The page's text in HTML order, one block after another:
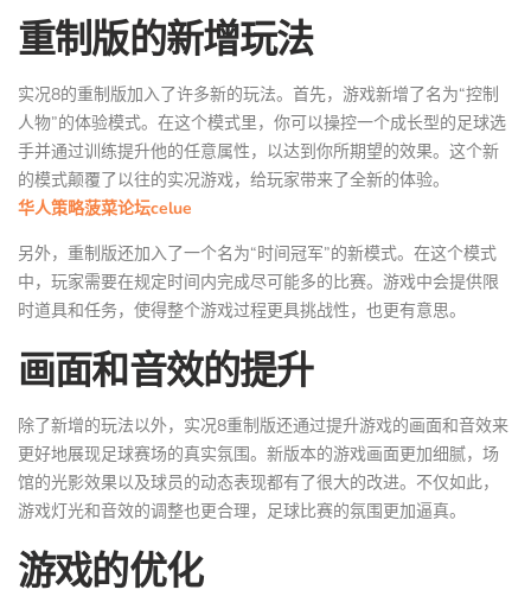
重制版的新增玩法
实况8的重制版加入了许多新的玩法。首先，游戏新增了名为“控制
人物”的体验模式。在这个模式里，你可以操控一个成长型的足球选
手并通过训练提升他的任意属性，以达到你所期望的效果。这个新
的模式颠覆了以往的实况游戏，给玩家带来了全新的体验。
华人策略菠菜论坛celue
另外，重制版还加入了一个名为“时间冠军”的新模式。在这个模式
中，玩家需要在规定时间内完成尽可能多的比赛。游戏中会提供限
时道具和任务，使得整个游戏过程更具挑战性，也更有意思。
画面和音效的提升
除了新增的玩法以外，实况8重制版还通过提升游戏的画面和音效来
更好地展现足球赛场的真实氛围。新版本的游戏画面更加细腻，场
馆的光影效果以及球员的动态表现都有了很大的改进。不仅如此，
游戏灯光和音效的调整也更合理，足球比赛的氛围更加逼真。
游戏的优化